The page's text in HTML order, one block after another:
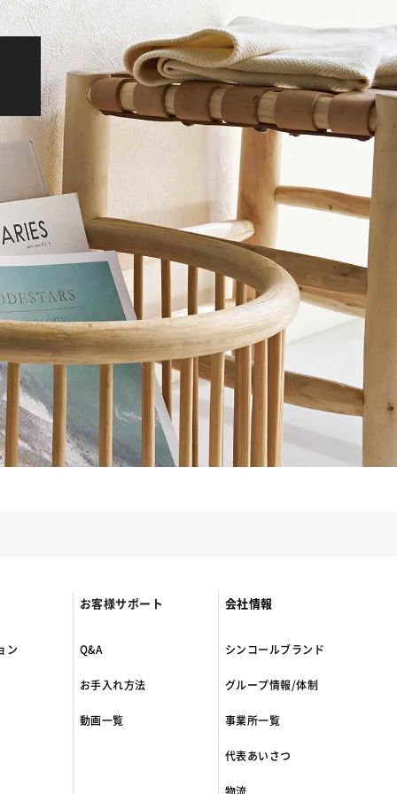
ン
お客様サポート
Q&A
お手入れ方法
動画一覧
会社情報
シンコールブランド
グループ情報/体制
事業所一覧
代表あいさつ
物流